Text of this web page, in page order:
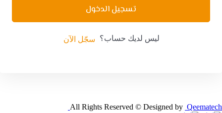
تسجيل الدخول
ليس لديك حساب؟ سجّل الآن
All Rights Reserved © Designed by Qeematech